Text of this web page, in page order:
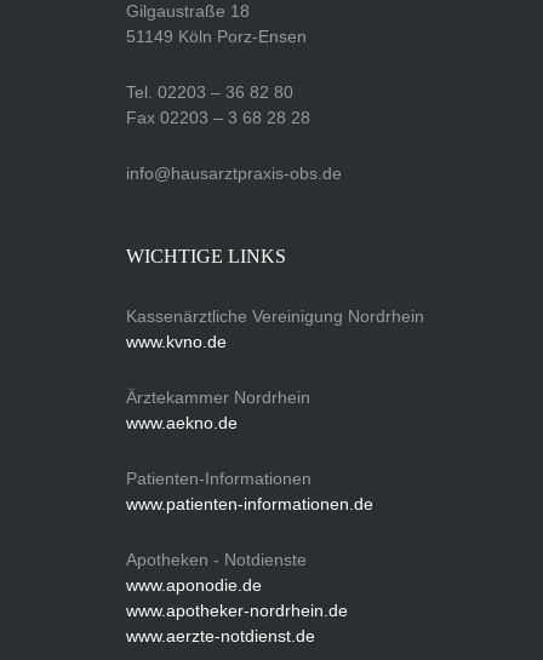
Gilgaustraße 18
51149 Köln Porz-Ensen
Tel. 02203 – 36 82 80
Fax 02203 – 3 68 28 28
info@hausarztpraxis-obs.de
WICHTIGE LINKS
Kassenärztliche Vereinigung Nordrhein
www.kvno.de
Ärztekammer Nordrhein
www.aekno.de
Patienten-Informationen
www.patienten-informationen.de
Apotheken - Notdienste
www.aponodie.de
www.apotheker-nordrhein.de
www.aerzte-notdienst.de